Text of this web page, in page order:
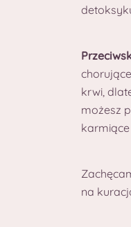
krwi,
możesz
na